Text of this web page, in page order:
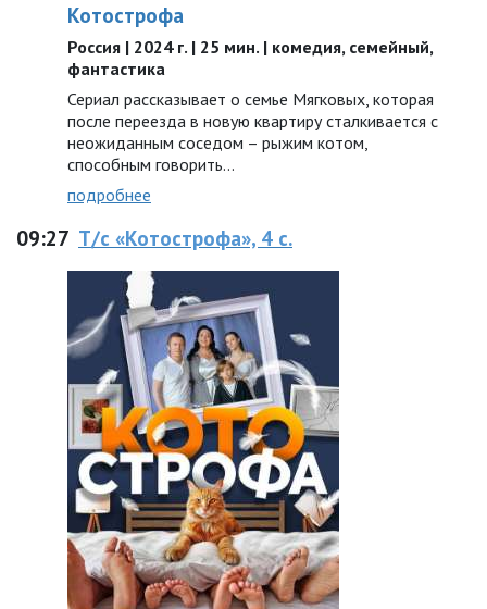
Котострофа
Россия | 2024 г. | 25 мин. | комедия, семейный,
фантастика
Сериал рассказывает о семье Мягковых, которая
после переезда в новую квартиру сталкивается с
неожиданным соседом – рыжим котом,
способным говорить…
подробнее
09:27 Т/с «Котострофа», 4 с.